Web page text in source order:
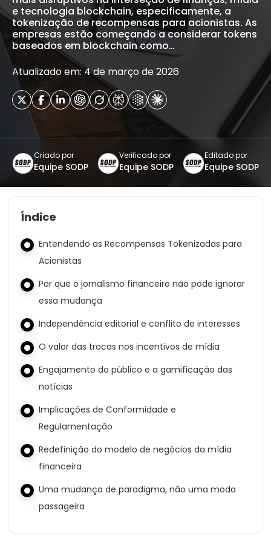
e tecnologia blockchain, especificamente, a
tokenização de recompensas para acionistas. As
empresas estão começando a considerar tokens
baseados em blockchain como…
Atualizado em: 4 de março de 2026
Criado por
Equipe SODP
Verificado por
Equipe SODP
Editado por
Equipe SODP
Índice
Entendendo as Recompensas Tokenizadas para
Acionistas
Por que o jornalismo financeiro não pode ignorar
essa mudança
Independência editorial e conflito de interesses
O valor das trocas nos incentivos de mídia
Engajamento do público e a gamificação das
notícias
Implicações de Conformidade e
Regulamentação
Redefinição do modelo de negócios da mídia
financeira
Uma mudança de paradigma, não uma moda
passageira